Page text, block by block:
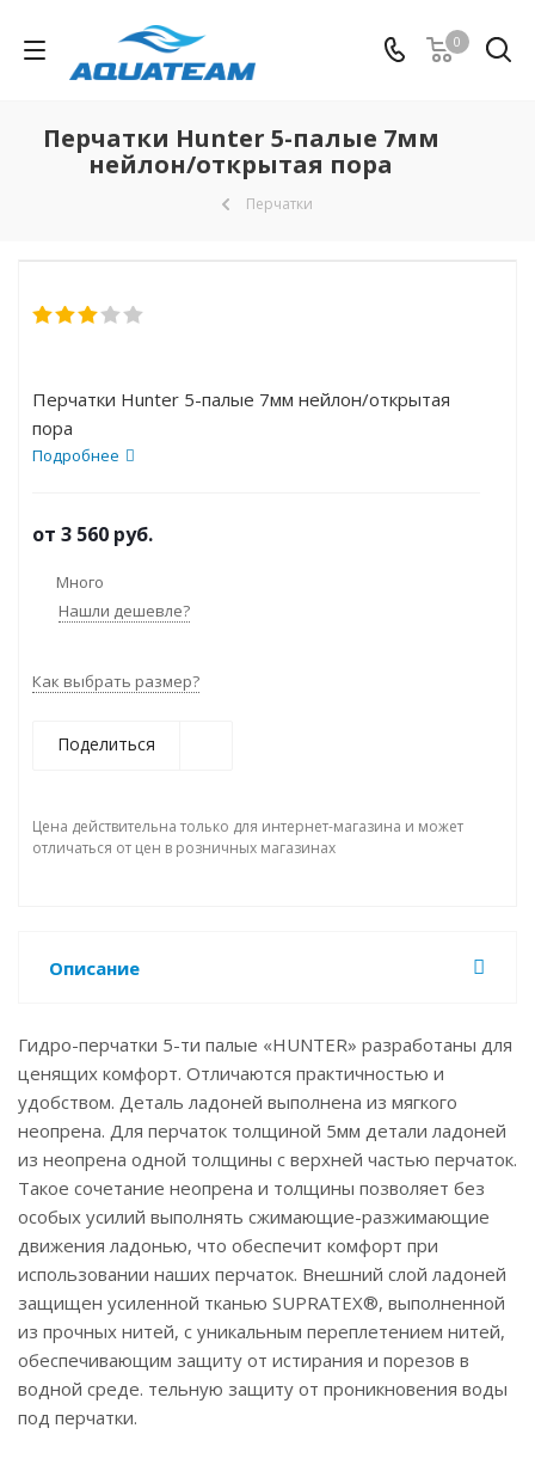
0
Перчатки Hunter 5-палые 7мм
нейлон/открытая пора
Перчатки
Перчатки Hunter 5-палые 7мм нейлон/открытая
пора
Подробнее
от 3 560 руб.
Много
Нашли дешевле?
Как выбрать размер?
Поделиться
Цена действительна только для интернет-магазина и может
отличаться от цен в розничных магазинах
Описание
Гидро-перчатки 5-ти палые «HUNTER» разработаны для
ценящих комфорт. Отличаются практичностью и
удобством. Деталь ладоней выполнена из мягкого
неопрена. Для перчаток толщиной 5мм детали ладоней
из неопрена одной толщины с верхней частью перчаток.
Такое сочетание неопрена и толщины позволяет без
особых усилий выполнять сжимающие-разжимающие
движения ладонью, что обеспечит комфорт при
использовании наших перчаток. Внешний слой ладоней
защищен усиленной тканью SUPRATEX®, выполненной
из прочных нитей, с уникальным переплетением нитей,
обеспечивающим защиту от истирания и порезов в
водной среде. тельную защиту от проникновения воды
под перчатки.